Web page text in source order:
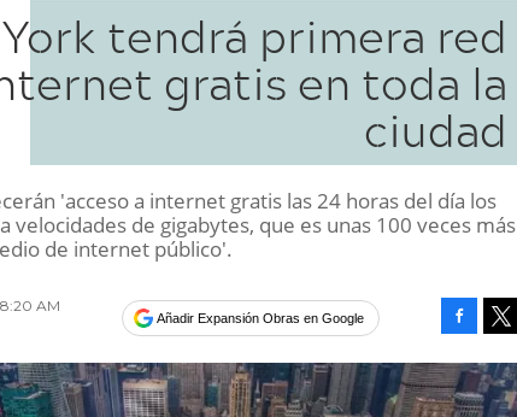
tendrá primera red
gratis en toda la
ciudad
'acceso a internet gratis las 24 horas del día los
velocidades de gigabytes, que es unas 100 veces más
de internet público'.
AM
Añadir Expansión Obras en Google